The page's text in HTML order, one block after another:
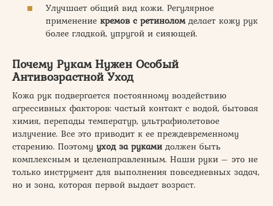
Улучшает общий вид кожи. Регулярное
применение кремов с ретиноломделает кожу рук
более гладкой, упругой и сияющей.
Почему Рукам Нужен Особый
Антивозрастной Уход
Кожа рук подвергается постоянному воздействию
агрессивных факторов: частый контакт с водой, бытовая
химия, перепады температур, ультрафиолетовое
излучение. Все это приводит к ее преждевременному
старению. Поэтому уход за рукамидолжен быть
комплексным и целенаправленным. Наши руки – это не
только инструмент для выполнения повседневных задач,
но и зона, которая первой выдает возраст.